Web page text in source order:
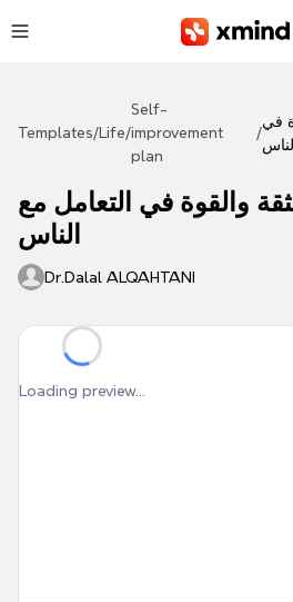
Templates/ Life/
Self-
improvement
plan
/
في
والقوة في التعامل مع
الناس
Dr.Dalal ALQAHTANI
Loading preview...